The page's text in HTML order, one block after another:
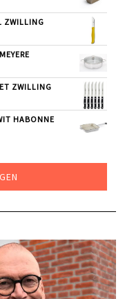
ZWILLING
ZWILLING
HABONNE